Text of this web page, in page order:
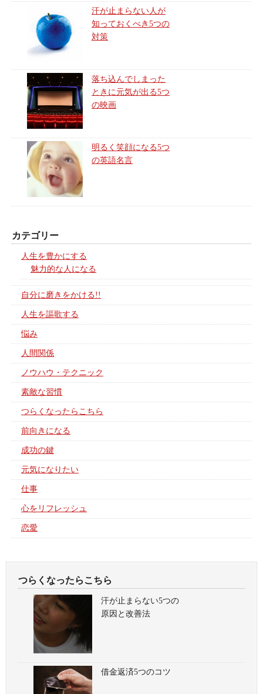
汗が止まらない人が
知っておくべき5つの
対策
落ち込んでしまった
ときに元気が出る5つ
の映画
明るく笑顔になる5つ
の英語名言
カテゴリー
人生を豊かにする
魅力的な人になる
自分に磨きをかける!!
人生を謳歌する
悩み
人間関係
ノウハウ・テクニック
素敵な習慣
つらくなったらこちら
前向きになる
成功の鍵
元気になりたい
仕事
心をリフレッシュ
恋愛
つらくなったらこちら
汗が止まらない5つの
原因と改善法
借金返済5つのコツ